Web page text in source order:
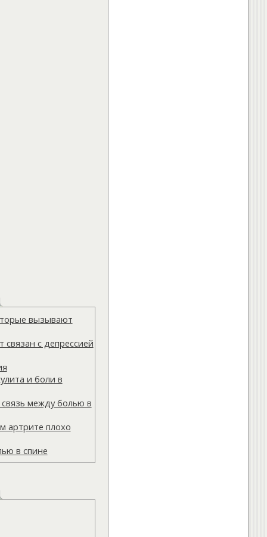
вызывают
с депрессией
и боли в
между болью в
артрите плохо
в спине